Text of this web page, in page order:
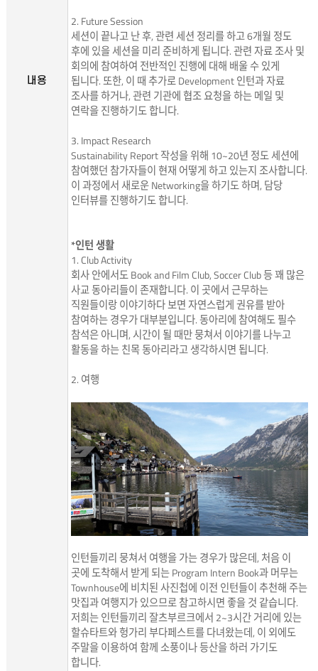
내용
2. Future Session
세션이 끝나고 난 후, 관련 세션 정리를 하고 6개월 정도
후에 있을 세션을 미리 준비하게 됩니다. 관련 자료 조사 및
회의에 참여하여 전반적인 진행에 대해 배울 수 있게
됩니다. 또한, 이 때 추가로 Development 인턴과 자료
조사를 하거나, 관련 기관에 협조 요청을 하는 메일 및
연락을 진행하기도 합니다.
3. Impact Research
Sustainability Report 작성을 위해 10~20년 정도 세션에
참여했던 참가자들이 현재 어떻게 하고 있는지 조사합니다.
이 과정에서 새로운 Networking을 하기도 하며, 담당
인터뷰를 진행하기도 합니다.
*인턴 생활
1. Club Activity
회사 안에서도 Book and Film Club, Soccer Club 등 꽤 많은
사교 동아리들이 존재합니다. 이 곳에서 근무하는
직원들이랑 이야기하다 보면 자연스럽게 권유를 받아
참여하는 경우가 대부분입니다. 동아리에 참여해도 필수
참석은 아니며, 시간이 될 때만 뭉쳐서 이야기를 나누고
활동을 하는 친목 동아리라고 생각하시면 됩니다.
2. 여행
인턴들끼리 뭉쳐서 여행을 가는 경우가 많은데, 처음 이
곳에 도착해서 받게 되는 Program Intern Book과 머무는
Townhouse에 비치된 사진첩에 이전 인턴들이 추천해 주는
맛집과 여행지가 있으므로 참고하시면 좋을 것 같습니다.
저희는 인턴들끼리 잘츠부르크에서 2~3시간 거리에 있는
할슈타트와 헝가리 부다페스트를 다녀왔는데, 이 외에도
주말을 이용하여 함께 소풍이나 등산을 하러 가기도
합니다.